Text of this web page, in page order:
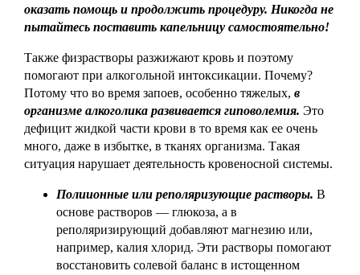
оказать помощь и продолжить процедуру. Никогда не
пытайтесь поставить капельницу самостоятельно!
Также физрастворы разжижают кровь и поэтому
помогают при алкогольной интоксикации. Почему?
Потому что во время запоев, особенно тяжелых, в
организме алкоголика развивается гиповолемия. Это
дефицит жидкой части крови в то время как ее очень
много, даже в избытке, в тканях организма. Такая
ситуация нарушает деятельность кровеносной системы.
Полиионные или реполяризующие растворы. В
основе растворов — глюкоза, а в
реполяризирующий добавляют магнезию или,
например, калия хлорид. Эти растворы помогают
восстановить солевой баланс в истощенном